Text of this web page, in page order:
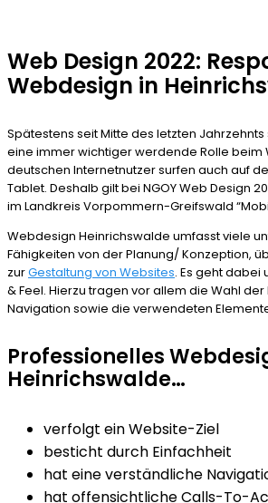
Web Design 2022:
Webdesign in
Spätestens seit Mitte des letzten
eine immer wichtiger werdende Rolle beim
deutschen Internetnutzer surfen auch auf
Tablet. Deshalb gilt bei NGOY Web Design
im Landkreis Vorpommern-Greifswald
Webdesign Heinrichswalde umfasst viele
Fähigkeiten von der Planung/ Konzeption,
zurGestaltung von Websites. Es geht dabei
& Feel. Hierzu tragen vor allem die Wahl der
Navigation sowie die verwendeten
Professionelles
Heinrichswalde…
verfolgt ein Website-Ziel
besticht durch Einfachheit
hat eine verständliche
hat offensichtliche Calls-To-